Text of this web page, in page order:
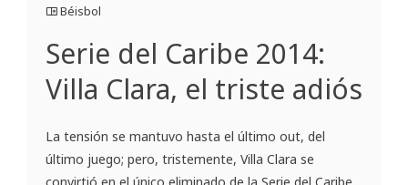
Béisbol
Serie del Caribe 2014:
Villa Clara, el triste adiós
La tensión se mantuvo hasta el último out, del
último juego; pero, tristemente, Villa Clara se